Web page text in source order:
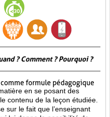
? Comment ? Pourquoi ?
formule pédagogique
en se posant des
contenu de la leçon étudiée.
sur le fait que l’enseignant